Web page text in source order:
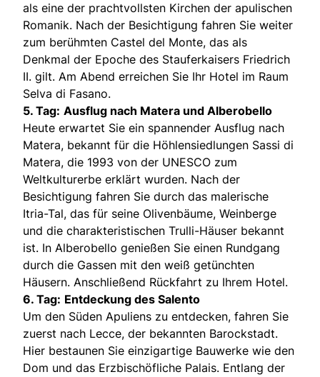
als eine der prachtvollsten Kirchen der apulischen
Romanik. Nach der Besichtigung fahren Sie weiter
zum berühmten Castel del Monte, das als
Denkmal der Epoche des Stauferkaisers Friedrich
II. gilt. Am Abend erreichen Sie Ihr Hotel im Raum
Selva di Fasano.
5. Tag: Ausflug nach Matera und Alberobello
Heute erwartet Sie ein spannender Ausflug nach
Matera, bekannt für die Höhlensiedlungen Sassi di
Matera, die 1993 von der UNESCO zum
Weltkulturerbe erklärt wurden. Nach der
Besichtigung fahren Sie durch das malerische
Itria-Tal, das für seine Olivenbäume, Weinberge
und die charakteristischen Trulli-Häuser bekannt
ist. In Alberobello genießen Sie einen Rundgang
durch die Gassen mit den weiß getünchten
Häusern. Anschließend Rückfahrt zu Ihrem Hotel.
6. Tag: Entdeckung des Salento
Um den Süden Apuliens zu entdecken, fahren Sie
zuerst nach Lecce, der bekannten Barockstadt.
Hier bestaunen Sie einzigartige Bauwerke wie den
Dom und das Erzbischöfliche Palais. Entlang der